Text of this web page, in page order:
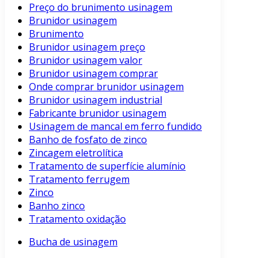
Preço do brunimento usinagem
Brunidor usinagem
Brunimento
Brunidor usinagem preço
Brunidor usinagem valor
Brunidor usinagem comprar
Onde comprar brunidor usinagem
Brunidor usinagem industrial
Fabricante brunidor usinagem
Usinagem de mancal em ferro fundido
Banho de fosfato de zinco
Zincagem eletrolítica
Tratamento de superfície alumínio
Tratamento ferrugem
Zinco
Banho zinco
Tratamento oxidação
Bucha de usinagem